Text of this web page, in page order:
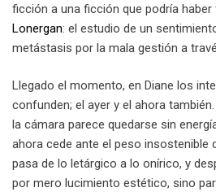
ficción a una ficción que podría haber
Lonergan: el estudio de un
metástasis por la mala gestión a
Llegado el momento, en Diane los
confunden; el ayer y el ahora
la cámara parece quedarse sin
ahora cede ante el peso insostenible
pasa de lo letárgico a lo onírico, y
por mero lucimiento estético, sino